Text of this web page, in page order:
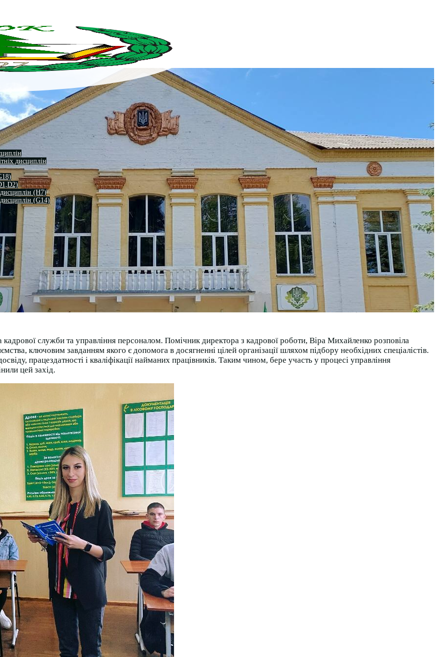
дисциплін
(H7)
(G14)
кадрової служби та управління персоналом. Помічник директора з кадрової роботи, Віра Михайленко розповіла
ключовим завданням якого є допомога в досягненні цілей організації шляхом підбору необхідних спеціалістів.
працездатності і кваліфікації найманих працівників. Таким чином, бере участь у процесі управління
цей захід.